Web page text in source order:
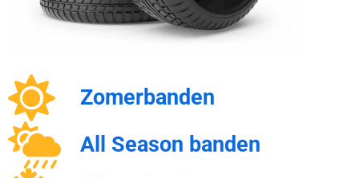
Zomerbanden
All Season banden